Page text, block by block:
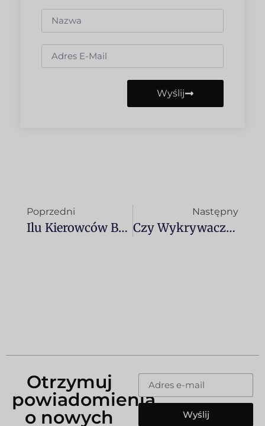
Wyślij
Poprzedni
Ilu Kierowców Będzie Korzystać Z Kamer Samochodowych W 2025 Roku? Dane I Trendy W Hiszpanii I Europie
Następny
Czy Wykrywacze Radarów Naprawdę Działają? Mity A Rzeczywistość
Otrzymuj
powiadomienia
o nowych
Wyślij